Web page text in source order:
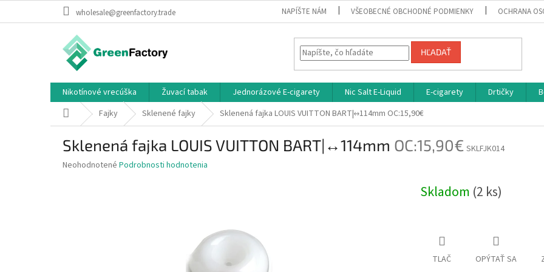
wholesale@greenfactory.trade NAPÍŠTE NÁM VŠEOBECNÉ OBCHODNÉ PODMIENKY OCHRANA
HĽADAŤ
Nikotínové vrecúška Žuvací tabak Jednorázové E-cigarety Nic Salt E-Liquid E-cigarety Drtičky
DomovFajky Sklenené fajky Sklenená fajka LOUIS VUITTON BART|↔114mm OC:15,90€
Sklenená fajka LOUIS VUITTON BART|↔114mm OC:15,90€ SKLFJK014
Priemerné
Neohodnotené Podrobnosti hodnotenia
Skladom (2 ks)
TLAČ OPÝTAŤ SA